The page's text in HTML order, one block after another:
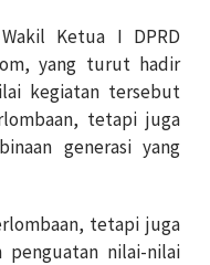
Ketua I DPRD
yang turut hadir
kegiatan tersebut
tetapi juga
generasi yang
tetapi juga
penguatan nilai-nilai